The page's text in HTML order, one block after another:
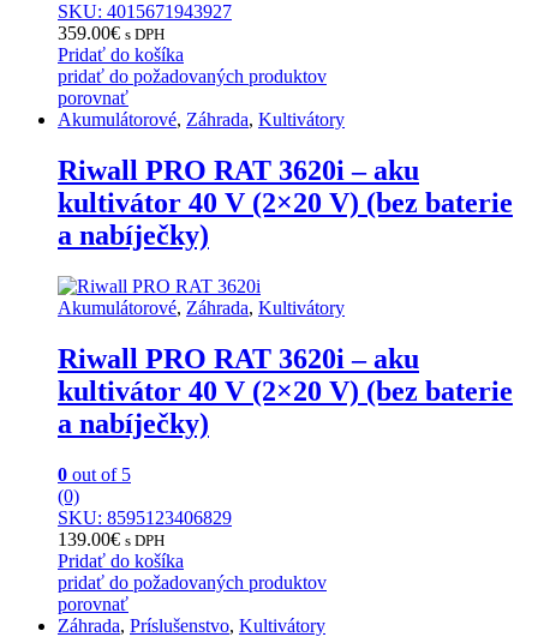
SKU: 4015671943927
359.00€ s DPH
Pridať do košíka
pridať do požadovaných produktov
porovnať
Akumulátorové, Záhrada, Kultivátory
Riwall PRO RAT 3620i – aku
kultivátor 40 V (2×20 V) (bez baterie
a nabíječky)
Akumulátorové, Záhrada, Kultivátory
Riwall PRO RAT 3620i – aku
kultivátor 40 V (2×20 V) (bez baterie
a nabíječky)
0 out of 5
(0)
SKU: 8595123406829
139.00€ s DPH
Pridať do košíka
pridať do požadovaných produktov
porovnať
Záhrada, Príslušenstvo, Kultivátory